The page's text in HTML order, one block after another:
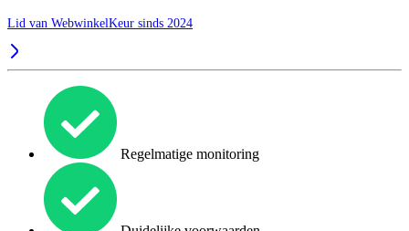
Lid van WebwinkelKeur sinds 2024
Regelmatige monitoring